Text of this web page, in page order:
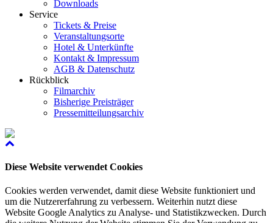
Downloads
Service
Tickets & Preise
Veranstaltungsorte
Hotel & Unterkünfte
Kontakt & Impressum
AGB & Datenschutz
Rückblick
Filmarchiv
Bisherige Preisträger
Pressemitteilungsarchiv
Diese Website verwendet Cookies
Cookies werden verwendet, damit diese Website funktioniert und
um die Nutzererfahrung zu verbessern. Weiterhin nutzt diese
Website Google Analytics zu Analyse- und Statistikzwecken. Durch